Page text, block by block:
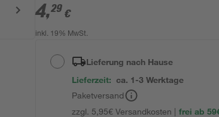
4,29 €
inkl. 19% MwSt.
Lieferung nach Hause
Lieferzeit: ca. 1-3 Werktage
Paketversand
zzgl. 5,95€ Versandkosten | frei ab